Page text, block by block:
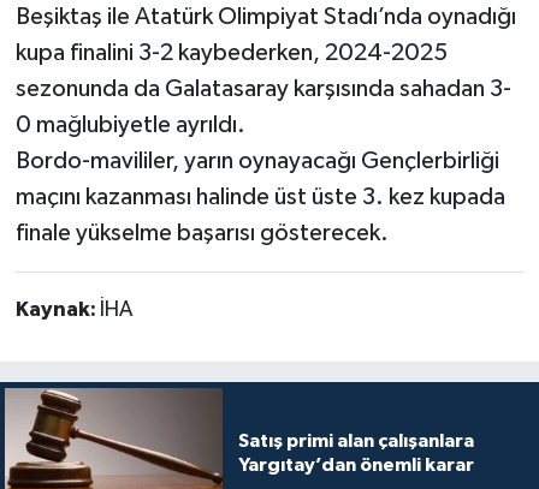
Beşiktaş ile Atatürk Olimpiyat Stadı’nda oynadığı
kupa finalini 3-2 kaybederken, 2024-2025
sezonunda da Galatasaray karşısında sahadan 3-
0 mağlubiyetle ayrıldı.
Bordo-mavililer, yarın oynayacağı Gençlerbirliği
maçını kazanması halinde üst üste 3. kez kupada
finale yükselme başarısı gösterecek.
Kaynak: İHA
Satış primi alan çalışanlara
Yargıtay’dan önemli karar